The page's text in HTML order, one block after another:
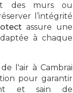
des murs ou
l’intégrité
assure une
à chaque
l'air à Cambrai
pour garantir
et sain de